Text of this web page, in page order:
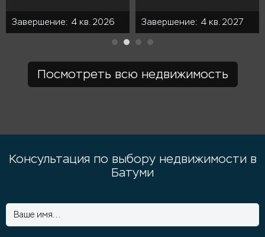
Завершение: 4 кв. 2026 Завершение: 4 кв. 2027
Посмотреть всю недвижимость
Консультация по выбору недвижимости в
Батуми